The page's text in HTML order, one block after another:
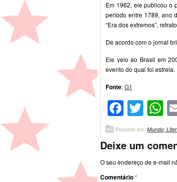
Em 1962, ele publicou o
período entre 1789, ano
“Era dos extremos”,
De acordo com o jornal
Ele veio ao Brasil em
evento do qual foi estrela.
Fonte:G1
Postado em: Mundo;
Deixe um
O seu endereço de e-mail
Comentário*